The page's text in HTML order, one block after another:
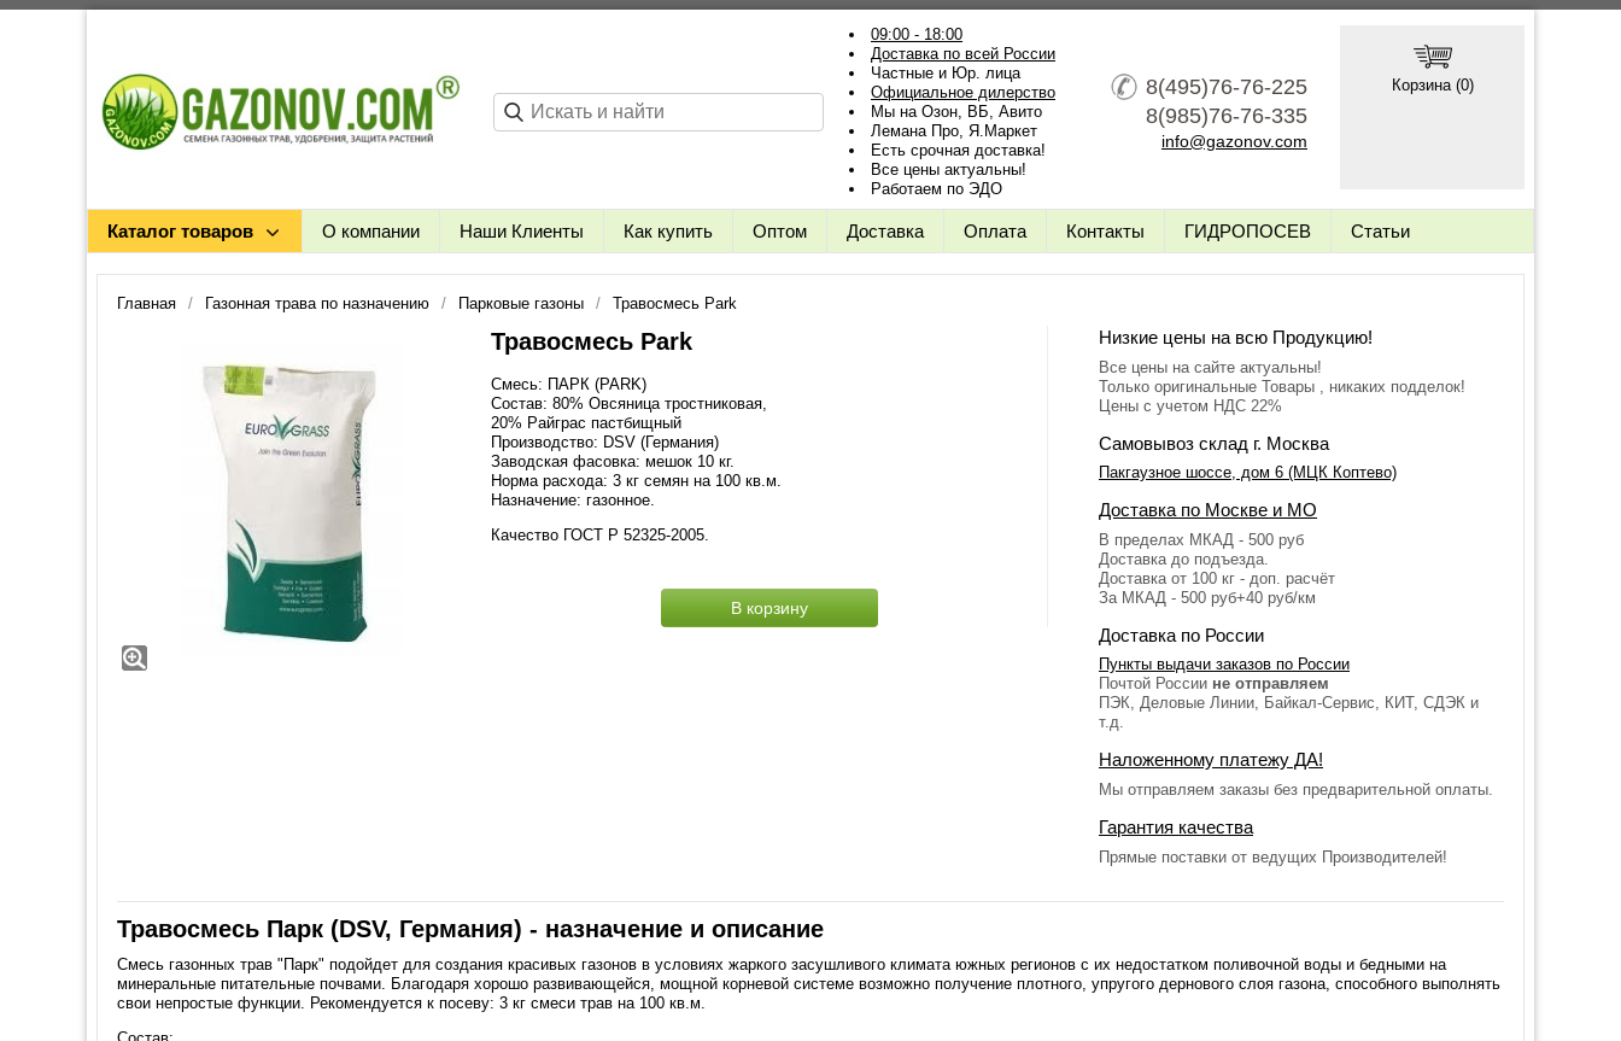
09:00 - 18:00
Доставка по всей России
Частные и Юр. лица
Официальное дилерство
Мы на Озон, ВБ, Авито
Лемана Про, Я.Маркет
Есть срочная доставка!
Все цены актуальны!
Работаем по ЭДО
8(495)76-76-225
8(985)76-76-335
info@gazonov.com
Корзина (0)
Каталог товаров О компании Наши Клиенты Как купить Оптом Доставка Оплата Контакты ГИДРОПОСЕВ Статьи
Главная Газонная трава по назначению Парковые газоны Травосмесь Park
Травосмесь Park
Смесь: ПАРК (PARK)
Состав: 80% Овсяница тростниковая,
20% Райграс пастбищный
Производство: DSV (Германия)
Заводская фасовка: мешок 10 кг.
Норма расхода: 3 кг семян на 100 кв.м.
Назначение: газонное.
Качество ГОСТ Р 52325-2005.
В корзину
Низкие цены на всю Продукцию!
Все цены на сайте актуальны!
Только оригинальные Товары , никаких подделок!
Цены с учетом НДС 22%
Самовывоз склад г. Москва
Пакгаузное шоссе, дом 6 (МЦК Коптево)
Доставка по Москве и МО
В пределах МКАД - 500 руб
Доставка до подъезда.
Доставка от 100 кг - доп. расчёт
За МКАД - 500 руб+40 руб/км
Доставка по России
Пункты выдачи заказов по России
Почтой России не отправляем
ПЭК, Деловые Линии, Байкал-Сервис, КИТ, СДЭК и
т.д.
Наложенному платежу ДА!
Мы отправляем заказы без предварительной оплаты.
Гарантия качества
Прямые поставки от ведущих Производителей!
Травосмесь Парк (DSV, Германия) - назначение и описание
Смесь газонных трав "Парк" подойдет для создания красивых газонов в условиях жаркого засушливого климата южных регионов с их недостатком поливочной воды и бедными на
минеральные питательные почвами. Благодаря хорошо развивающейся, мощной корневой системе возможно получение плотного, упругого дернового слоя газона, способного выполнять
свои непростые функции. Рекомендуется к посеву: 3 кг смеси трав на 100 кв.м.